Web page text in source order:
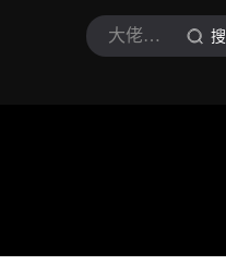
大佬叙事记